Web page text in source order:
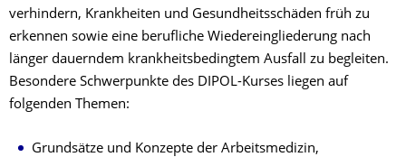
verhindern, Krankheiten und Gesundheitsschäden früh zu
erkennen sowie eine berufliche Wiedereingliederung nach
länger dauerndem krankheitsbedingtem Ausfall zu begleiten.
Besondere Schwerpunkte des DIPOL-Kurses liegen auf
folgenden Themen:
Grundsätze und Konzepte der Arbeitsmedizin,